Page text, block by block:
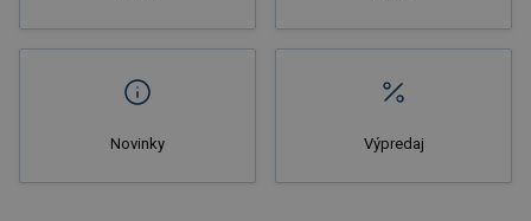
Novinky Výpredaj